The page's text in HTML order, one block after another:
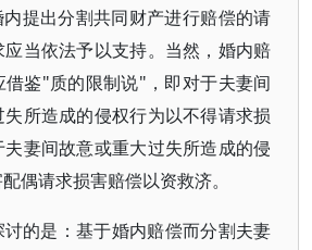
提出分割共同财产进行赔偿的请
当依法予以支持。当然，婚内赔
鉴"质的限制说"，即对于夫妻间
所造成的侵权行为以不得请求损
妻间故意或重大过失所造成的侵
偶请求损害赔偿以资救济。
的是：基于婚内赔偿而分割夫妻